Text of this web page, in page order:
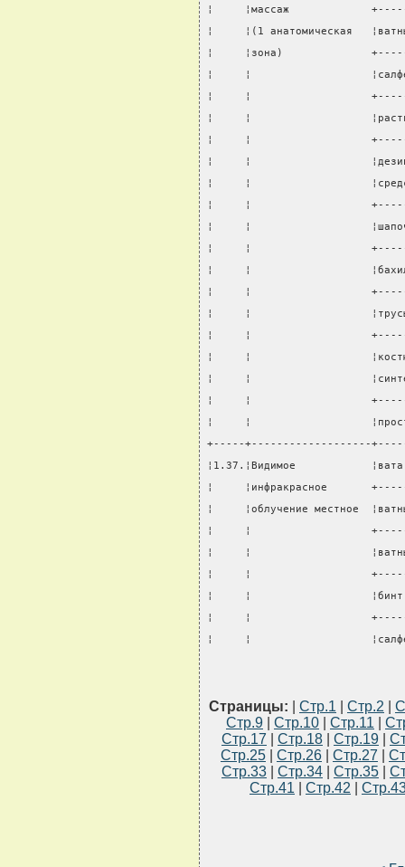
¦     ¦массаж
¦     ¦(1 анатомическая
¦     ¦зона)
¦     ¦
¦     ¦
¦     ¦
¦     ¦
¦     ¦
¦     ¦
¦     ¦
¦     ¦
¦     ¦
¦     ¦                   ¦бахилы
¦     ¦
¦     ¦                   ¦трусы
¦     ¦
¦     ¦
¦     ¦
¦     ¦
¦     ¦
+-----+-------------------
¦1.37.¦Видимое
¦     ¦инфракрасное
¦     ¦облучение местное
¦     ¦
¦     ¦
¦     ¦
¦     ¦                   ¦бинт
¦     ¦
¦     ¦
Страницы: Стр.1 Стр.2
Стр.9
Стр.10 Стр.11
Стр.17
Стр.18 Стр.19
Стр.25
Стр.26 Стр.27
Стр.33
Стр.34 Стр.35
Стр.41
Стр.42